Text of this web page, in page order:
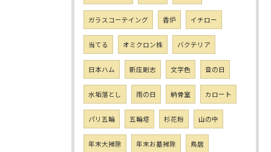
ガラスコーテイング 香炉 イチロー
当てる オミクロン株 バクテリア
日本ハム 新庄剛志 文字色 音の日
水垢落とし 雨の日 納骨室 カロート
パリ五輪 五輪塔 杉花粉 山の中
年末大掃除 年末お墓掃除 鳥居